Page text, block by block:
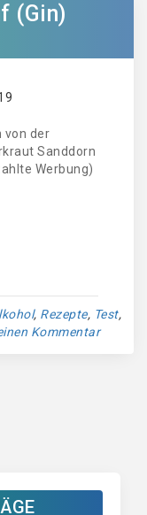
(Gin)
von der
Sanddorn
Werbung)
, Rezepte, Test,
Kommentar